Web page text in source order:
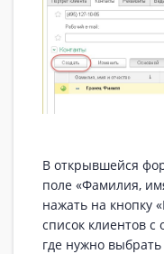
В открывшейся
поле «Фамилия,
нажать на кнопку
список клиентов
где нужно